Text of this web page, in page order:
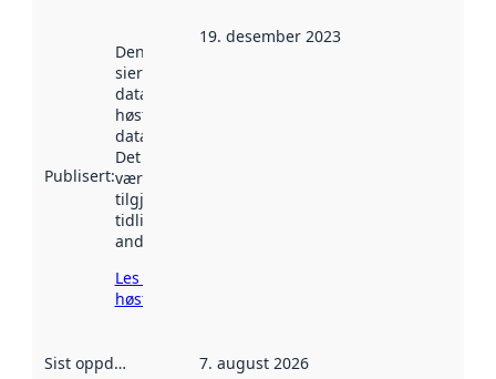
Publisert:
Denne datoen
sier når
datasettet ble
høstet av
data.norge.no.
Det kan ha
vært
tilgjengelig
tidligere
andre steder.
Les mer om
høsting her
19. desember 2023
Sist oppdatert 7. august 2026